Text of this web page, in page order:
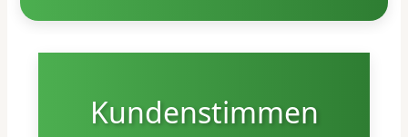
Kundenstimmen